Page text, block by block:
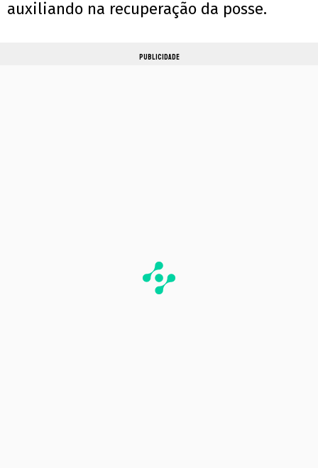
auxiliando na recuperação da posse.
PUBLICIDADE